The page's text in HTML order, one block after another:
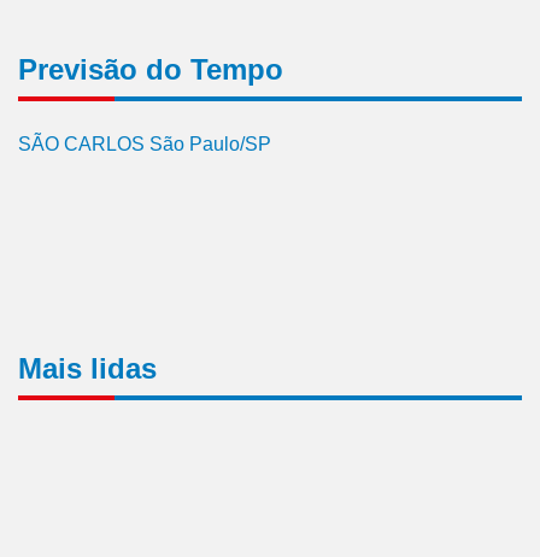
Previsão do Tempo
SÃO CARLOS São Paulo/SP
Mais lidas